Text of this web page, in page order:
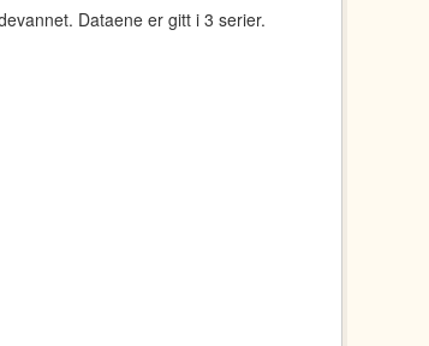
Dataene er gitt i 3 serier.